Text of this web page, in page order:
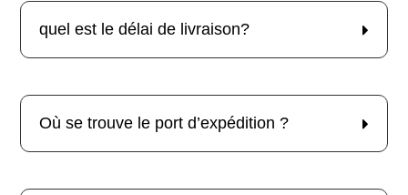
quel est le délai de livraison?
Où se trouve le port d’expédition ?